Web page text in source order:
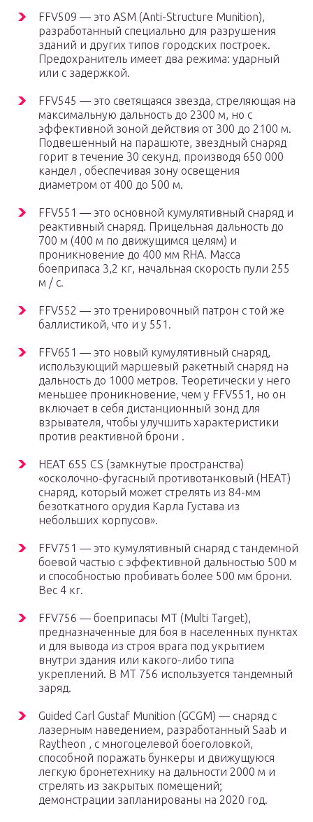
FFV509 — это ASM (Anti-Structure Munition),
разработанный специально для разрушения
зданий и других типов городских построек.
Предохранитель имеет два режима: ударный
или с задержкой.
FFV545 — это светящаяся звезда, стреляющая на
максимальную дальность до 2300 м, но с
эффективной зоной действия от 300 до 2100 м.
Подвешенный на парашюте, звездный снаряд
горит в течение 30 секунд, производя 650 000
кандел , обеспечивая зону освещения
диаметром от 400 до 500 м.
FFV551 — это основной кумулятивный снаряд и
реактивный снаряд. Прицельная дальность до
700 м (400 м по движущимся целям) и
проникновение до 400 мм RHA. Масса
боеприпаса 3,2 кг, начальная скорость пули 255
м / с.
FFV552 — это тренировочный патрон с той же
баллистикой, что и у 551.
FFV651 — это новый кумулятивный снаряд,
использующий маршевый ракетный снаряд на
дальность до 1000 метров. Теоретически у него
меньшее проникновение, чем у FFV551, но он
включает в себя дистанционный зонд для
взрывателя, чтобы улучшить характеристики
против реактивной брони .
HEAT 655 CS (замкнутые пространства)
«осколочно-фугасный противотанковый (HEAT)
снаряд, который может стрелять из 84-мм
безоткатного орудия Карла Густава из
небольших корпусов».
FFV751 — это кумулятивный снаряд с тандемной
боевой частью с эффективной дальностью 500 м
и способностью пробивать более 500 мм брони.
Вес 4 кг.
FFV756 — боеприпасы MT (Multi Target),
предназначенные для боя в населенных пунктах
и ​​для вывода из строя врага под укрытием
внутри здания или какого-либо типа
укреплений. В MT 756 используется тандемный
заряд.
Guided Carl Gustaf Munition (GCGM) — снаряд с
лазерным наведением, разработанный Saab и
Raytheon , с многоцелевой боеголовкой,
способной поражать бункеры и движущуюся
легкую бронетехнику на дальности 2000 м и
стрелять из закрытых помещений;
демонстрации запланированы на 2020 год.